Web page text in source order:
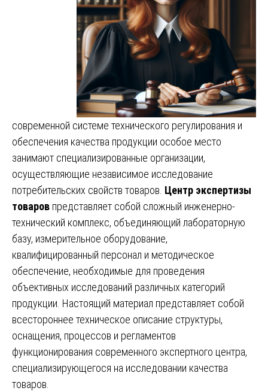
современной системе технического регулирования и
обеспечения качества продукции особое место
занимают специализированные организации,
осуществляющие независимое исследование
потребительских свойств товаров. Центр экспертизы
товаров представляет собой сложный инженерно-
технический комплекс, объединяющий лабораторную
базу, измерительное оборудование,
квалифицированный персонал и методическое
обеспечение, необходимые для проведения
объективных исследований различных категорий
продукции. Настоящий материал представляет собой
всестороннее техническое описание структуры,
оснащения, процессов и регламентов
функционирования современного экспертного центра,
специализирующегося на исследовании качества
товаров.